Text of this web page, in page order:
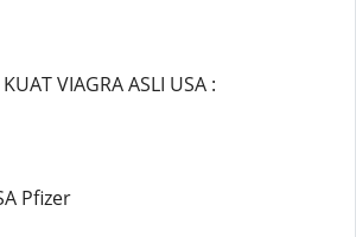
VIAGRA ASLI USA :
Pfizer